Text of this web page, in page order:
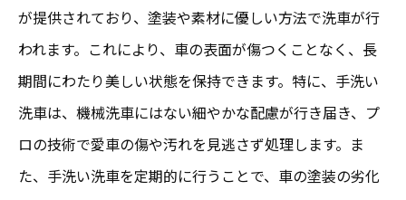
手洗い洗車で実現する愛車の長寿命化
富里市の洗車店が提供する安心感
車を大事にする方へのおすすめポイント
が提供されており、塗装や素材に優しい方法で洗車が行
われます。これにより、車の表面が傷つくことなく、長
期間にわたり美しい状態を保持できます。特に、手洗い
洗車は、機械洗車にはない細やかな配慮が行き届き、プ
ロの技術で愛車の傷や汚れを見逃さず処理します。ま
た、手洗い洗車を定期的に行うことで、車の塗装の劣化